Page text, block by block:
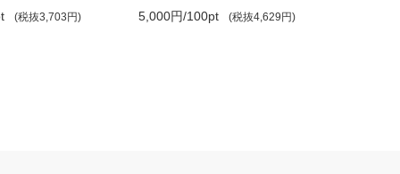
円)
5,000円/100pt (税抜4,629円) 3,000円/100pt